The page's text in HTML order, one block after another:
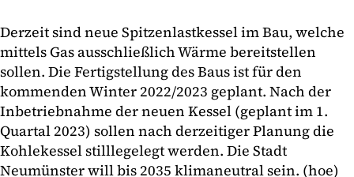
Derzeit sind neue Spitzenlastkessel im Bau, welche
mittels Gas ausschließlich Wärme bereitstellen
sollen. Die Fertigstellung des Baus ist für den
kommenden Winter 2022/2023 geplant. Nach der
Inbetriebnahme der neuen Kessel (geplant im 1.
Quartal 2023) sollen nach derzeitiger Planung die
Kohlekessel stilllegelegt werden. Die Stadt
Neumünster will bis 2035 klimaneutral sein. (hoe)